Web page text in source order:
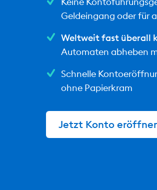
Geldeingang oder für
Weltweit fast überall
Automaten abheben
Schnelle
ohne Papierkram
Jetzt Konto